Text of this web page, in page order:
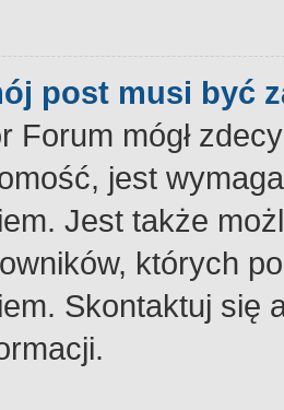
post musi być
Forum mógł
jest
Jest także
których
Skontaktuj się